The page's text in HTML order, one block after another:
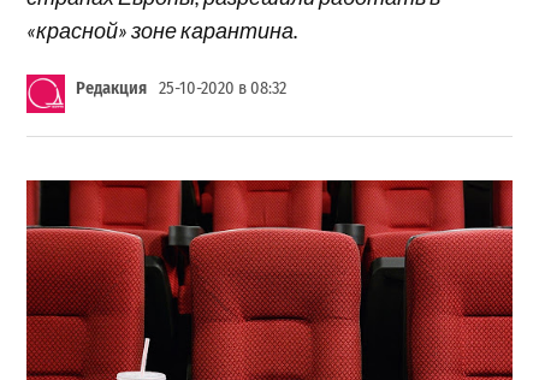
«красной» зоне карантина.
Редакция 25-10-2020 в 08:32